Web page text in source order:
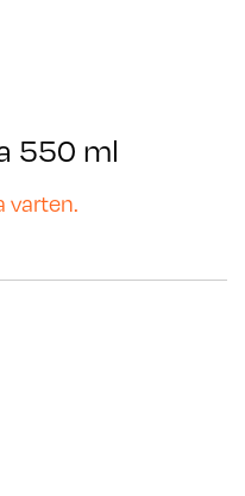
550 ml
varten.